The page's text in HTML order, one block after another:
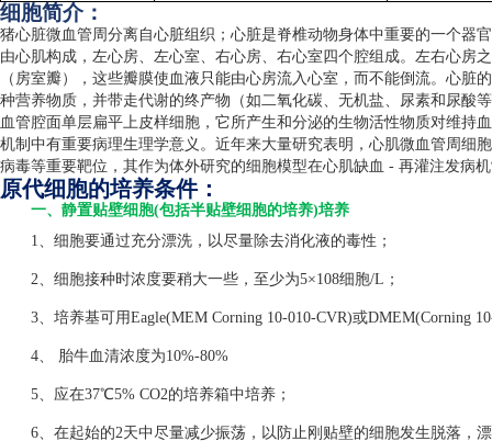
细胞简介：
猪心脏微血管周分离自心脏组织；心脏是脊椎动物身体中重要的一个器
由心肌构成，左心房、左心室、右心房、右心室四个腔组成。左右心房
（房室瓣），这些瓣膜使血液只能由心房流入心室，而不能倒流。心
种营养物质，并带走代谢的终产物（如二氧化碳、无机盐、尿素和尿酸
血管腔面单层扁平上皮样细胞，它所产生和分泌的生物活性物质对维持
机制中有重要病理生理学意义。近年来大量研究表明，心肌微血管周细
病毒等重要靶位，其作为体外研究的细胞模型在心肌缺血 - 再灌注发病
原代细胞的培养条件：
一、静置贴壁细胞(包括半贴壁细胞的培养)培养
1、细胞要通过充分漂洗，以尽量除去消化液的毒性；
2、细胞接种时浓度要稍大一些，至少为5×108细胞/L；
3、培养基可用Eagle(MEM Corning 10-010-CVR)或DMEM(Corning
4、 胎牛血清浓度为10%-80%
5、应在37℃5% CO2的培养箱中培养；
6、在起始的2天中尽量减少振荡，以防止刚贴壁的细胞发生脱落，